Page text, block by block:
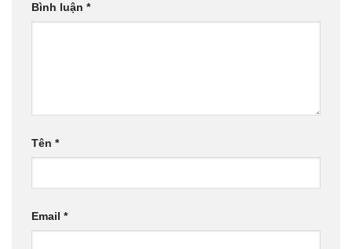
Bình luận *
Tên *
Email *